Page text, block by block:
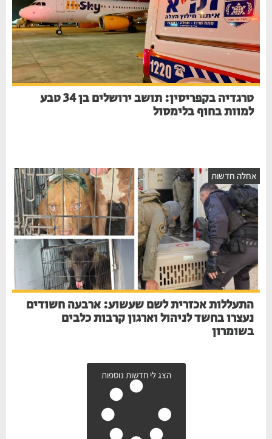
טרגדיה בקפריסין: תושב ירושלים בן 34 טבע
למוות בחוף בלימסול
חדשות
התעללות אכזרית לשם שעשוע: ארבעה חשודים
נעצרו בחשד לניהול וארגון קרבות כלבים
בשומרון
הצג לי חדשות נוספות